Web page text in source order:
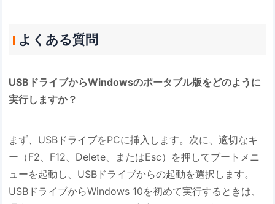
よくある質問
USBドライブからWindowsのポータブル版をどのように
実行しますか？
まず、USBドライブをPCに挿入します。次に、適切なキ
ー（F2、F12、Delete、またはEsc）を押してブートメニ
ューを起動し、USBドライブからの起動を選択します。
USBドライブからWindows 10を初めて実行するときは、